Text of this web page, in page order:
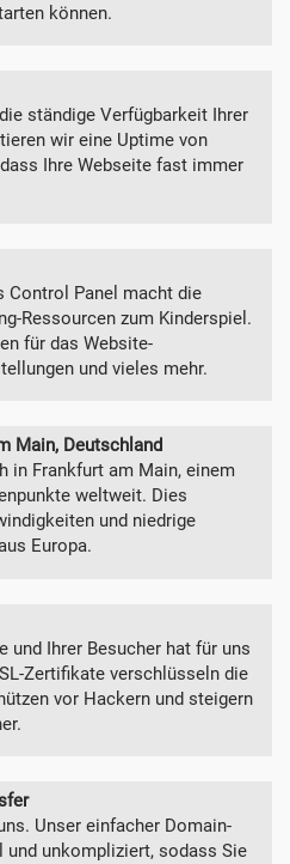
können.
ständige Verfügbarkeit Ihrer
wir eine Uptime von
Ihre Webseite fast immer
Control Panel macht die
Ressourcen zum Kinderspiel.
für das Website-
und vieles mehr.
Main, Deutschland
in Frankfurt am Main, einem
weltweit. Dies
und niedrige
Europa.
und Ihrer Besucher hat für uns
Zertifikate verschlüsseln die
vor Hackern und steigern
Unser einfacher Domain-
unkompliziert, sodass Sie